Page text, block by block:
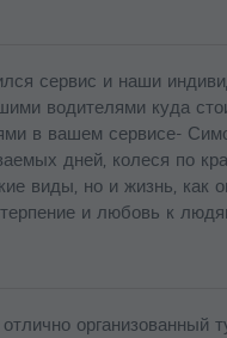
сервис и наши
водителями куда
в вашем сервисе-
дней, колеся по
виды, но и жизнь,
и любовь к
организованный